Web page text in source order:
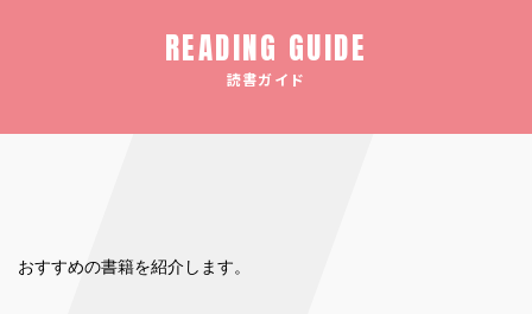
READING GUIDE
読書ガイド
おすすめの書籍を紹介します。